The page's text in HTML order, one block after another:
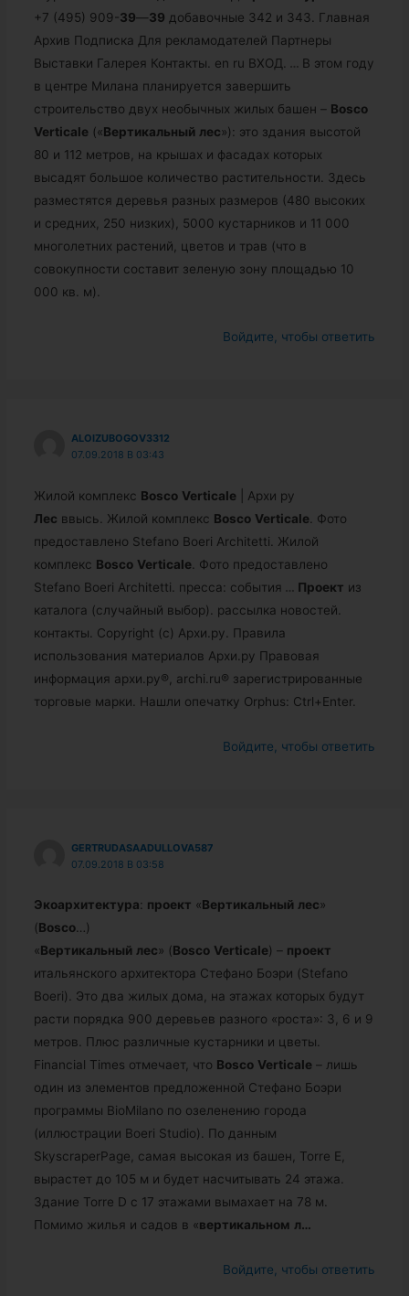
+7 (495) 909-39—39 добавочные 342 и 343. Главная
Архив Подписка Для рекламодателей Партнеры
Выставки Галерея Контакты. en ru ВХОД. … В этом году
в центре Милана планируется завершить
строительство двух необычных жилых башен – Bosco
Verticale («Вертикальный лес»): это здания высотой
80 и 112 метров, на крышах и фасадах которых
высадят большое количество растительности. Здесь
разместятся деревья разных размеров (480 высоких
и средних, 250 низких), 5000 кустарников и 11 000
многолетних растений, цветов и трав (что в
совокупности составит зеленую зону площадью 10
000 кв. м).
Войдите, чтобы ответить
ALOIZUBOGOV3312
07.09.2018 В 03:43
Жилой комплекс Bosco Verticale | Архи ру
Лес ввысь. Жилой комплекс Bosco Verticale . Фото
предоставлено Stefano Boeri Architetti. Жилой
комплекс Bosco Verticale . Фото предоставлено
Stefano Boeri Architetti. пресса: события … Проект из
каталога (случайный выбор). рассылка новостей.
контакты. Copyright (c) Архи.ру. Правила
использования материалов Архи.ру Правовая
информация архи.ру®, archi.ru® зарегистрированные
торговые марки. Нашли опечатку Orphus: Ctrl+Enter.
Войдите, чтобы ответить
GERTRUDASAADULLOVA587
07.09.2018 В 03:58
Экоархитектура: проект «Вертикальный лес»
(Bosco…)
«Вертикальный лес» (Bosco Verticale) – проект
итальянского архитектора Стефано Боэри (Stefano
Boeri). Это два жилых дома, на этажах которых будут
расти порядка 900 деревьев разного «роста»: 3, 6 и 9
метров. Плюс различные кустарники и цветы.
Financial Times отмечает, что Bosco Verticale – лишь
один из элементов предложенной Стефано Боэри
программы BioMilano по озеленению города
(иллюстрации Boeri Studio). По данным
SkyscraperPage, самая высокая из башен, Torre E,
вырастет до 105 м и будет насчитывать 24 этажа.
Здание Torre D с 17 этажами вымахает на 78 м.
Помимо жилья и садов в «вертикальном л…
Войдите, чтобы ответить